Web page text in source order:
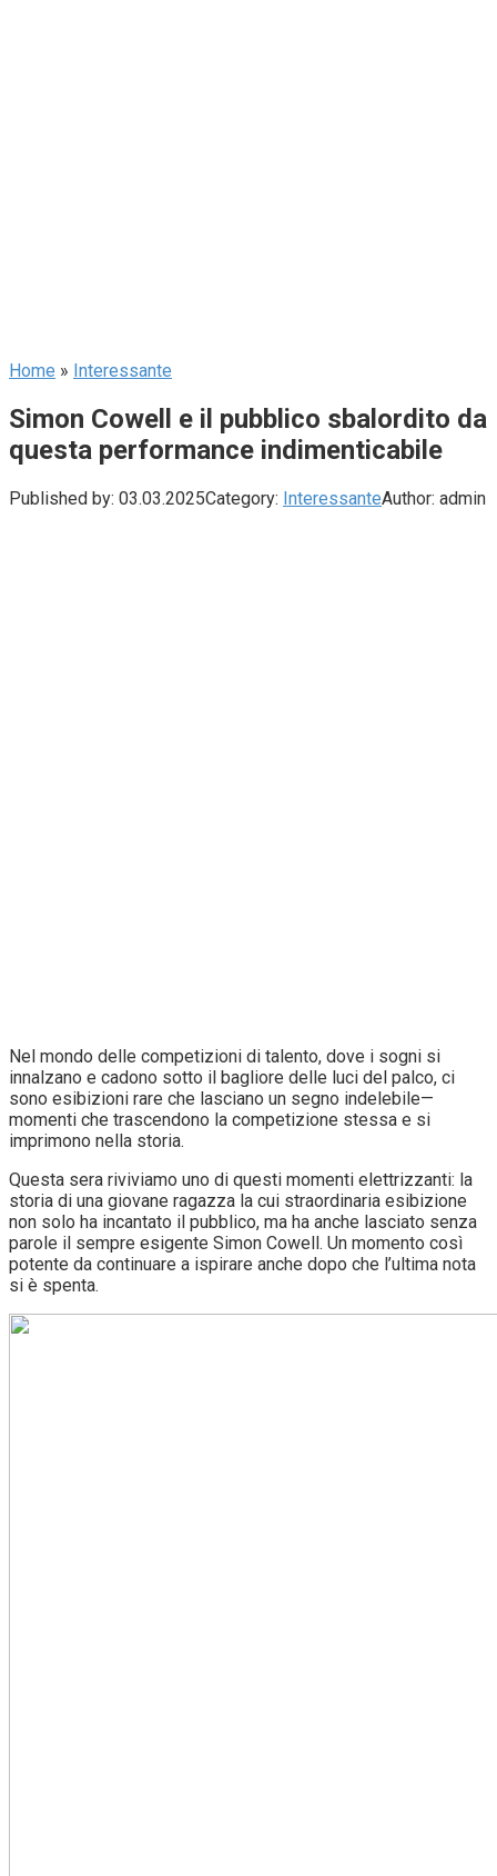
Home » Interessante
Simon Cowell e il pubblico sbalordito da
questa performance indimenticabile
Published by: 03.03.2025Category: InteressanteAuthor: admin
Nel mondo delle competizioni di talento, dove i sogni si
innalzano e cadono sotto il bagliore delle luci del palco, ci
sono esibizioni rare che lasciano un segno indelebile—
momenti che trascendono la competizione stessa e si
imprimono nella storia.
Questa sera riviviamo uno di questi momenti elettrizzanti: la
storia di una giovane ragazza la cui straordinaria esibizione
non solo ha incantato il pubblico, ma ha anche lasciato senza
parole il sempre esigente Simon Cowell. Un momento così
potente da continuare a ispirare anche dopo che l’ultima nota
si è spenta.